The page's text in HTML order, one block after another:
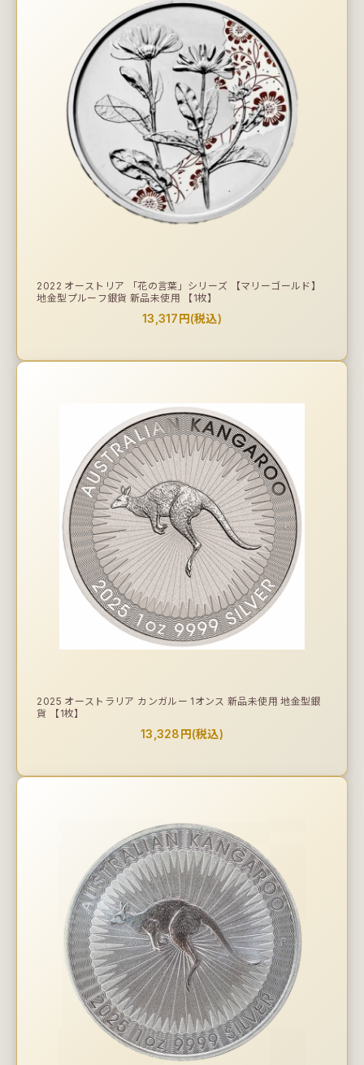
2022 オーストリア 「花の言葉」シリーズ 【マリーゴールド】
地金型プルーフ銀貨 新品未使用 【1枚】
13,317円(税込)
2025 オーストラリア カンガルー 1オンス 新品未使用 地金型銀
貨 【1枚】
13,328円(税込)